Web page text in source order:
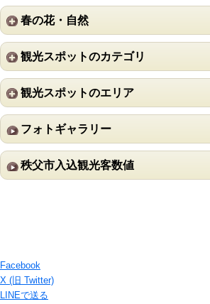
春の花・自然
観光スポットのカテゴリ
観光スポットのエリア
フォトギャラリー
秩父市入込観光客数値
Facebook
X (旧 Twitter)
LINEで送る